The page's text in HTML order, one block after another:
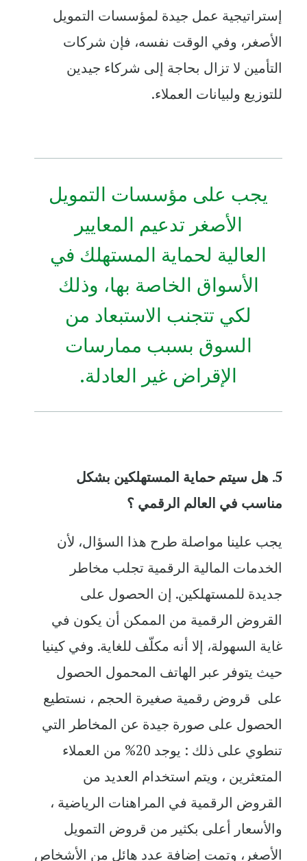
إستراتيجية عمل جيدة لمؤسسات التمويل
الأصغر، وفي الوقت نفسه، فإن شركات
التأمين لا تزال بحاجة إلى شركاء جيدين
للتوزيع ولبيانات العملاء.
يجب على مؤسسات التمويل
الأصغر تدعيم المعايير
العالية لحماية المستهلك في
الأسواق الخاصة بها، وذلك
لكي تتجنب الاستبعاد من
السوق بسبب ممارسات
الإقراض غير العادلة.
5. هل سيتم حماية المستهلكين بشكل
مناسب في العالم الرقمي ؟
يجب علينا مواصلة طرح هذا السؤال، لأن
الخدمات المالية الرقمية تجلب مخاطر
جديدة للمستهلكين. إن الحصول على
القروض الرقمية من الممكن أن يكون في
غاية السهولة، إلا أنه مكلّف للغاية. وفي كينيا
حيث يتوفر عبر الهاتف المحمول الحصول
على قروض رقمية صغيرة الحجم ، نستطيع
الحصول على صورة جيدة عن المخاطر التي
تنطوي على ذلك : يوجد 20% من العملاء
المتعثرين ، ويتم استخدام العديد من
القروض الرقمية في المراهنات الرياضية ،
والأسعار أعلى بكثير من قروض التمويل
الأصغر، وتمت إضافة عدد هائل من الأشخاص